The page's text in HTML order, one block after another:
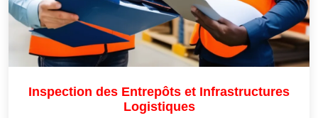
Inspection des Entrepôts et Infrastructures
Logistiques